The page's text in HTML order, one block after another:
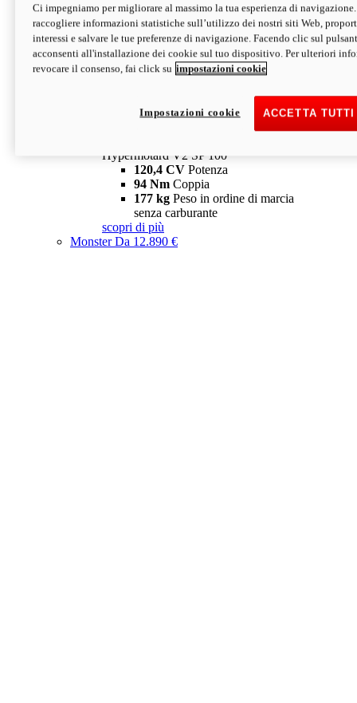
Hypermotard V2 SP
120,4 CVPotenza
94 NmCoppia
177 kgPeso in ordine di marcia
senza carburante
Depotenziata 35 kW: 18.890 € i
configura scopri di più
Hypermotard V2 SP 100
120,4 CV Potenza
94 Nm Coppia
177 kg Peso in ordine di marcia
senza carburante
scopri di più
MonsterDa 12.890 €
Ci impegniamo per migliorare al massimo la tua esperienza di
raccogliere informazioni statistiche sull’utilizzo dei nostri siti Web,
interessi e salvare le tue preferenze di navigazione. Facendo clic sul
acconsenti all'installazione dei cookie sul tuo dispositivo. Per ulteriori
revocare il consenso, fai click su impostazioni cookie
ACCETTA
Impostazioni cookie